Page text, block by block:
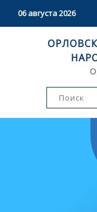
06 августа 2026